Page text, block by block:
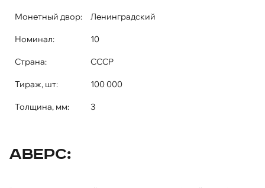
Монетный двор: Ленинградский
Номинал: 10
Страна: СССР
Тираж, шт: 100 000
Толщина, мм: 3
Аверс: